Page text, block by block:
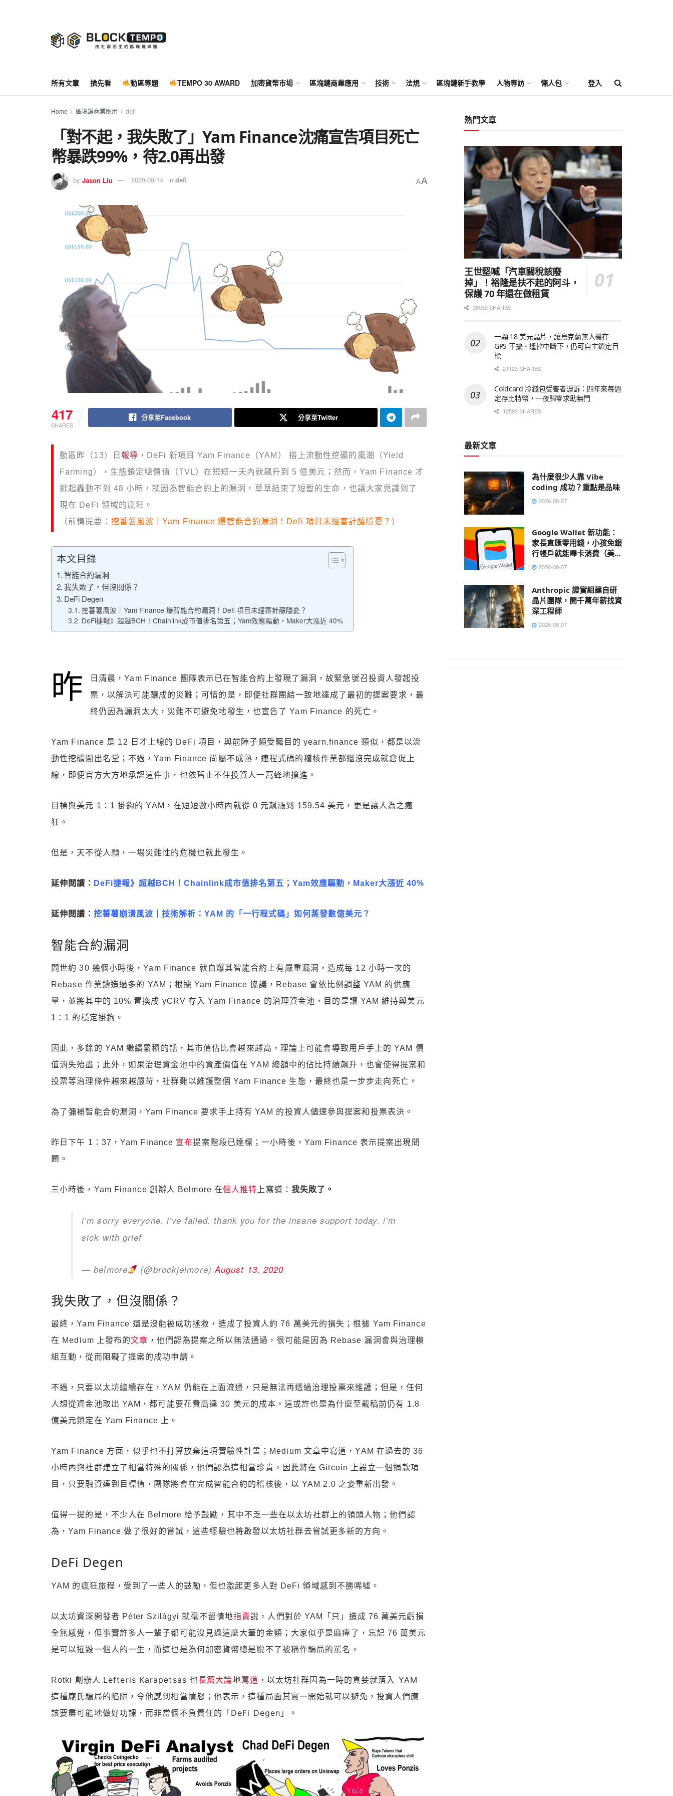
所有文章 搶先看 動區專題 TEMPO 30 AWARD 加密貨幣市場 區塊鏈商業應用 技術 法規 區塊鏈新手教學 人物專訪 懶人包 登入
Home 區塊鏈商業應用 defi
「對不起，我失敗了」Yam Finance沈痛宣告項目死亡
幣暴跌99%，待2.0再出發
by Jason Liu 2020-08-14 in defi AA
417
SHARES
分享至Facebook 分享至Twitter
動區昨（13）日 報導 ，DeFi 新項目 Yam Finance（YAM） 搭上流動性挖礦的風潮（Yield
Farming），生態鎖定總價值（TVL）在短短一天內就飆升到 5 億美元；然而，Yam Finance 才
掀起轟動不到 48 小時，就因為智能合約上的漏洞，草草結束了短暫的生命，也讓大家見識到了
現在 DeFi 領域的瘋狂。
（前情提要： 挖蕃薯風波｜Yam Finance 爆智能合約漏洞！Defi 項目未經審計釀隱憂？ ）
本文目錄
智能合約漏洞
我失敗了，但沒關係？
DeFi Degen
挖蕃薯風波｜Yam Finance 爆智能合約漏洞！Defi 項目未經審計釀隱憂？
DeFi捷報》超越BCH！Chainlink成市值排名第五；Yam效應驅動，Maker大漲近 40%
昨
日清晨，Yam Finance 團隊表示已在智能合約上發現了漏洞，故緊急號召投資人發起投
票，以解決可能釀成的災難；可惜的是，即便社群團結一致地達成了最初的提案要求，最
終仍因為漏洞太大，災難不可避免地發生，也宣告了 Yam Finance 的死亡。
Yam Finance 是 12 日才上線的 DeFi 項目，與前陣子頗受矚目的 yearn.finance 類似，都是以流
動性挖礦闖出名堂；不過，Yam Finance 尚屬不成熟，連程式碼的稽核作業都還沒完成就倉促上
線，即便官方大方地承認這件事，也依舊止不住投資人一窩蜂地搶進。
目標與美元 1：1 掛鈎的 YAM，在短短數小時內就從 0 元飆漲到 159.54 美元，更是讓人為之瘋
狂。
但是，天不從人願，一場災難性的危機也就此發生。
延伸閱讀： DeFi捷報》超越BCH！Chainlink成市值排名第五；Yam效應驅動，Maker大漲近 40%
延伸閱讀： 挖蕃薯崩潰風波｜技術解析：YAM 的「一行程式碼」如何蒸發數億美元？
智能合約漏洞
問世約 30 幾個小時後，Yam Finance 就自爆其智能合約上有嚴重漏洞，造成每 12 小時一次的
Rebase 作業鑄造過多的 YAM；根據 Yam Finance 協議，Rebase 會依比例調整 YAM 的供應
量，並將其中的 10% 置換成 yCRV 存入 Yam Finance 的治理資金池，目的是讓 YAM 維持與美元
1：1 的穩定掛鉤。
因此，多餘的 YAM 繼續累積的話，其市值佔比會越來越高，理論上可能會導致用戶手上的 YAM 價
值消失殆盡；此外，如果治理資金池中的資產價值在 YAM 總額中的佔比持續飆升，也會使得提案和
投票等治理條件越來越嚴苛，社群難以維護整個 Yam Finance 生態，最終也是一步步走向死亡。
為了彌補智能合約漏洞，Yam Finance 要求手上持有 YAM 的投資人儘速參與提案和投票表決。
昨日下午 1：37，Yam Finance 宣布提案階段已達標；一小時後，Yam Finance 表示提案出現問
題。
三小時後，Yam Finance 創辦人 Belmore 在個人推特 上寫道： 我失敗了。
i’m sorry everyone. i’ve failed. thank you for the insane support today. i’m
sick with grief
— belmore (@brockjelmore) August 13, 2020
我失敗了，但沒關係？
最終，Yam Finance 還是沒能被成功拯救，造成了投資人約 76 萬美元的損失；根據 Yam Finance
在 Medium 上發布的文章 ，他們認為提案之所以無法通過，很可能是因為 Rebase 漏洞會與治理模
組互動，從而阻礙了提案的成功申請。
不過，只要以太坊繼續存在，YAM 仍能在上面流通，只是無法再透過治理投票來維護；但是，任何
人想從資金池取出 YAM，都可能要花費高達 30 美元的成本，這或許也是為什麼至截稿前仍有 1.8
億美元鎖定在 Yam Finance 上。
Yam Finance 方面，似乎也不打算放棄這項實驗性計畫；Medium 文章中寫道，YAM 在過去的 36
小時內與社群建立了相當特殊的關係，他們認為這相當珍貴，因此將在 Gitcoin 上設立一個捐款項
目，只要融資達到目標值，團隊將會在完成智能合約的稽核後，以 YAM 2.0 之姿重新出發。
值得一提的是，不少人在 Belmore 給予鼓勵，其中不乏一些在以太坊社群上的領頭人物；他們認
為，Yam Finance 做了很好的嘗試，這些經驗也將啟發以太坊社群去嘗試更多新的方向。
DeFi Degen
YAM 的瘋狂旅程，受到了一些人的鼓勵，但也激起更多人對 DeFi 領域感到不勝唏噓。
以太坊資深開發者 Péter Szilágyi 就毫不留情地指責說，人們對於 YAM「只」造成 76 萬美元虧損
全無感覺，但事實許多人一輩子都可能沒見過這麼大筆的金額；大家似乎是麻痺了，忘記 76 萬美元
是可以摧毀一個人的一生，而這也是為何加密貨幣總是脫不了被稱作騙局的罵名。
Rotki 創辦人 Lefteris Karapetsas 也長篇大論地罵道 ，以太坊社群因為一時的貪婪就落入 YAM
這種龐氏騙局的陷阱，令他感到相當憤怒；他表示，這種局面其實一開始就可以避免，投資人們應
該要盡可能地做好功課，而非當個不負責任的「DeFi Degen」。
熱門文章
王世堅喊「汽車關稅該廢
掉」！裕隆是扶不起的阿斗，
保護 70 年還在做租賃
38035 SHARES
一顆 18 美元晶片，讓烏克蘭無人機在
GPS 干擾、遙控中斷下，仍可自主鎖定目
標
21123 SHARES
Coldcard 冷錢包受害者淚訴：四年來每週
定存比特幣，一夜歸零求助無門
12592 SHARES
最新文章
為什麼很少人靠 Vibe
coding 成功？重點是品味
2026-08-07
Google Wallet 新功能：
家長直匯零用錢，小孩免銀
行帳戶就能嗶卡消費（美國
先行）
2026-08-07
Anthropic 證實組建自研
晶片團隊，開千萬年薪找資
深工程師
2026-08-07